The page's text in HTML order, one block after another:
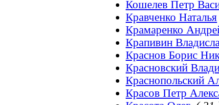
Кошелев Петр
Кравченко Наталья
Крамаренко
Крапивин
Краснов Борис
Красновский
Краснопольский
Красов Петр